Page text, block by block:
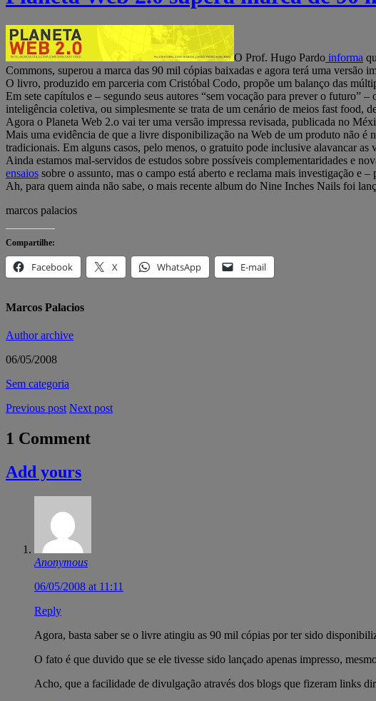
O Prof. Hugo Pardo informa
Commons, superou a marca das 90 mil cópias baixadas e agora terá uma versão
O livro, produzido em parceria com Cristóbal Codo, propõe um balanço das
Em sete capítulos e – segundo seus autores “sem vocação para prever o futuro”
inteligência coletiva, ou simplesmente se trata de um cenário de meios fast food,
Agora o Planeta Web 2.o vai ter uma versão impressa revisada, publicada no
Mais uma evidência de que a livre disponibilização na Web de um produto não é
tradicionais. Em alguns casos, pelo menos, o gratuito pode inclusive alavancar
Ainda estamos mal-servidos de estudos sobre possíveis complementaridades e
ensaios sobre o assunto, mas o campo está aberto e reclama mais investigação e
Ah, para quem ainda não sabe, o mais recente album do Nine Inches Nails foi
marcos palacios
Compartilhe:
Facebook X WhatsApp E-mail
Marcos Palacios
Author archive
06/05/2008
Sem categoria
Previous post Next post
1 Comment
Add yours
Anonymous
06/05/2008 at 11:11
Reply
Agora, basta saber se o livre atingiu as 90 mil cópias por ter sido
O fato é que duvido que se ele tivesse sido lançado apenas impresso,
Acho, que a facilidade de divulgação através dos blogs que fizeram links